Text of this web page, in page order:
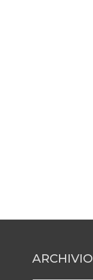
ARCHIVIO
ARCHIVIO